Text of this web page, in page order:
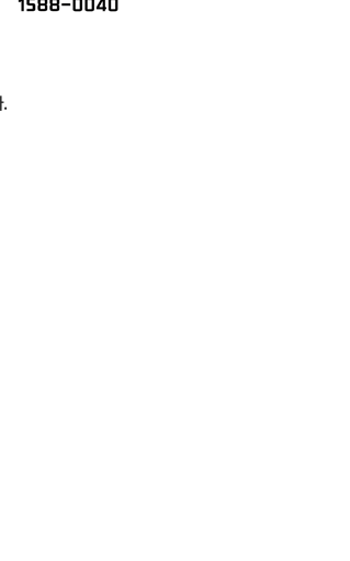
.